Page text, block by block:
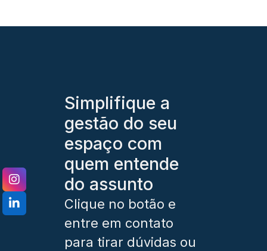
Simplifique a
gestão do seu
espaço com
quem entende
do assunto
Clique no botão e
entre em contato
para tirar dúvidas ou